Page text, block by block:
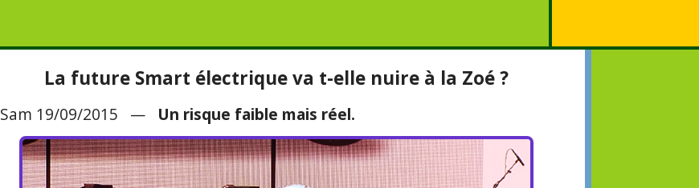
La future Smart électrique va t-elle nuire à la Zoé ?
Sam 19/09/2015 — Un risque faible mais réel.